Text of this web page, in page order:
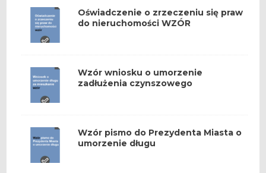
Oświadczenie o zrzeczeniu się praw
do nieruchomości WZÓR
Wzór wniosku o umorzenie
zadłużenia czynszowego
Wzór pismo do Prezydenta Miasta o
umorzenie długu